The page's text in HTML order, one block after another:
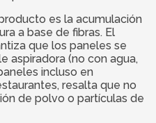
es la acumulación
a base de fibras. El
que los paneles se
aspiradora (no con agua,
incluso en
resalta que no
de polvo o partículas de